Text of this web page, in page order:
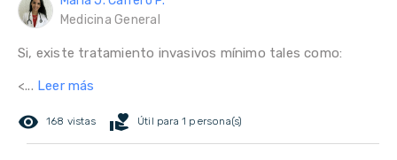
Medicina General
Si, existe tratamiento invasivos mínimo tales como:
<... Leer más
remove_red_eye 168 vistas volunteer_activism Útil para 1 persona(s)